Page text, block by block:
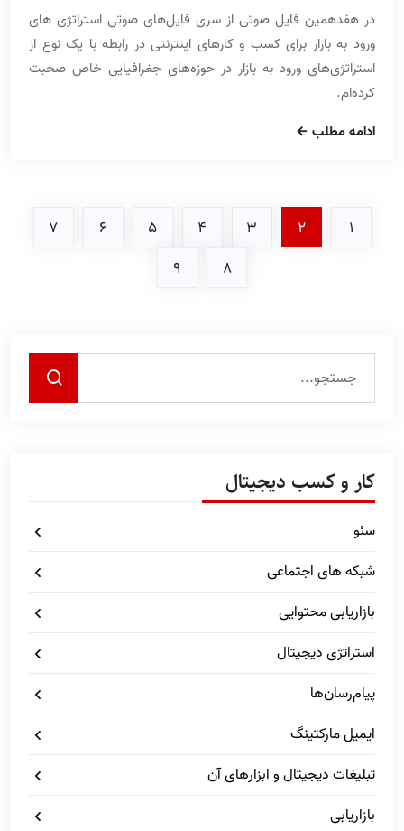
در هفدهمین فایل صوتی از سری فایل‌های صوتی استراتژی های
ورود به بازار برای کسب و کارهای اینترنتی در رابطه با یک نوع از
استراتژی‌های ورود به بازار در حوزه‌های جغرافیایی خاص صحبت
کرده‌ام.
ادامه مطلب
1
2
3
4
5
6
7
8
9
کار و کسب دیجیتال
سئو
شبکه های اجتماعی
بازاریابی محتوایی
استراتژی دیجیتال
پیام‌رسان‌ها
ایمیل مارکتینگ
تبلیغات دیجیتال و ابزارهای آن
بازاریابی